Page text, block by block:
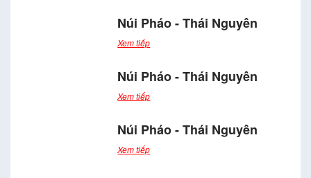
Núi Pháo - Thái Nguyên
Xem tiếp
Núi Pháo - Thái Nguyên
Xem tiếp
Núi Pháo - Thái Nguyên
Xem tiếp